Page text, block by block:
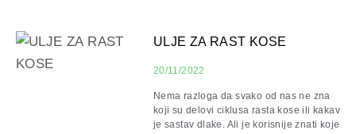
ULJE ZA RAST KOSE
20/11/2022
Nema razloga da svako od nas ne zna
koji su delovi ciklusa rasta kose ili kakav
je sastav dlake. Ali je korisnije znati koje